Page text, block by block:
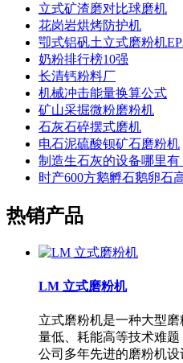
立式矿渣磨对比球磨机
花岗岩烘烤防护机
卾式铝矾土立式磨粉机
奶粉排行榜10强
长清钙粉料厂
机械冲击能量换算公式
矿山采掘微粉磨粉机
石灰石碎摆式磨机
电石泥硫酸钡矿石磨粉机
制造生石灰的设备哪里有
时产600方鹅孵石鹅卵石
热销产品
LM 立式磨粉机
立式磨粉机是一种大型
量低、耗能高等技术难
公司多年先进的磨粉机